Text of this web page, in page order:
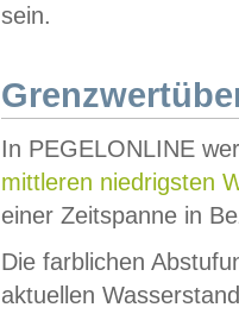
sein.
In PEGELONLINE
mittleren niedrigsten
einer Zeitspanne in
Die farblichen
aktuellen